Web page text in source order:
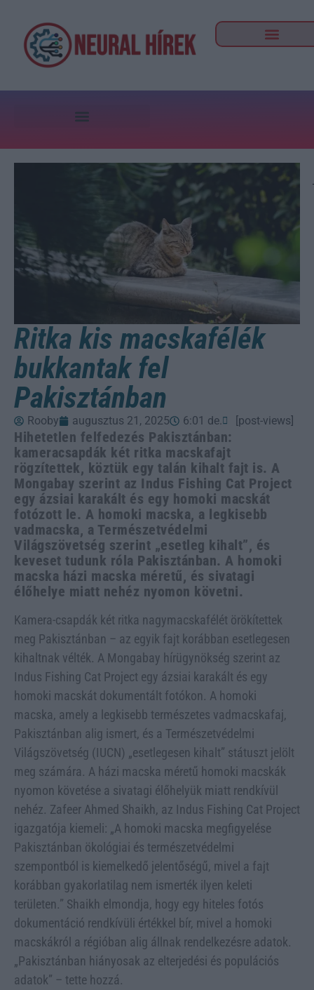
Ritka kis macskafélék
bukkantak fel
Pakisztánban
Rooby augusztus 21, 2025 6:01 de. [post-views]
Hihetetlen felfedezés Pakisztánban:
kameracsapdák két ritka macskafajt
rögzítettek, köztük egy talán kihalt fajt is. A
Mongabay szerint az Indus Fishing Cat Project
egy ázsiai karakált és egy homoki macskát
fotózott le. A homoki macska, a legkisebb
vadmacska, a Természetvédelmi
Világszövetség szerint „esetleg kihalt”, és
keveset tudunk róla Pakisztánban. A homoki
macska házi macska méretű, és sivatagi
élőhelye miatt nehéz nyomon követni.
Kamera-csapdák két ritka nagymacskafélét örökítettek
meg Pakisztánban – az egyik fajt korábban esetlegesen
kihaltnak vélték. A Mongabay hírügynökség szerint az
Indus Fishing Cat Project egy ázsiai karakált és egy
homoki macskát dokumentált fotókon. A homoki
macska, amely a legkisebb természetes vadmacskafaj,
Pakisztánban alig ismert, és a Természetvédelmi
Világszövetség (IUCN) „esetlegesen kihalt” státuszt jelölt
meg számára. A házi macska méretű homoki macskák
nyomon követése a sivatagi élőhelyük miatt rendkívül
nehéz. Zafeer Ahmed Shaikh, az Indus Fishing Cat Project
igazgatója kiemeli: „A homoki macska megfigyelése
Pakisztánban ökológiai és természetvédelmi
szempontból is kiemelkedő jelentőségű, mivel a fajt
korábban gyakorlatilag nem ismerték ilyen keleti
területen.” Shaikh elmondja, hogy egy hiteles fotós
dokumentáció rendkívüli értékkel bír, mivel a homoki
macskákról a régióban alig állnak rendelkezésre adatok.
„Pakisztánban hiányosak az elterjedési és populációs
adatok” – tette hozzá.